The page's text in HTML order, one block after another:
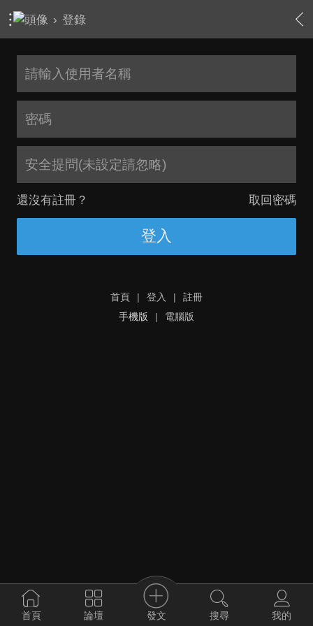
› 登錄
安全提問(未設定請忽略)
還沒有註冊？ 取回密碼
登入
首頁 | 登入 |
註冊
手機版
| 電腦版
首頁 論壇 發文 搜尋 我的